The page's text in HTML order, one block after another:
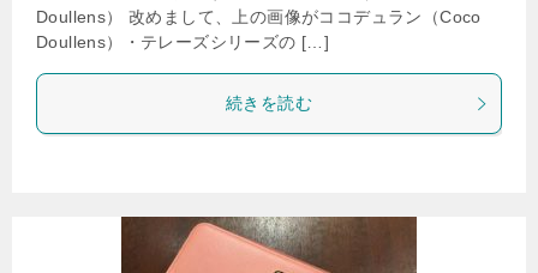
Doullens） 改めまして、上の画像がココデュラン（Coco
Doullens）・テレーズシリーズの […]
続きを読む